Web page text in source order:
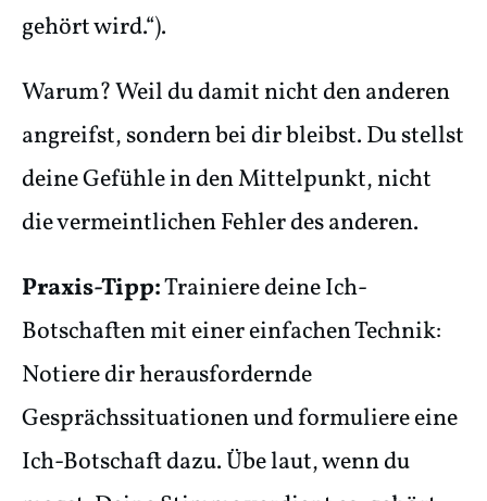
gehört wird.“).
Warum? Weil du damit nicht den anderen
angreifst, sondern bei dir bleibst. Du stellst
deine Gefühle in den Mittelpunkt, nicht
die vermeintlichen Fehler des anderen.
Praxis-Tipp:Trainiere deine Ich-
Botschaften mit einer einfachen Technik:
Notiere dir herausfordernde
Gesprächssituationen und formuliere eine
Ich-Botschaft dazu. Übe laut, wenn du